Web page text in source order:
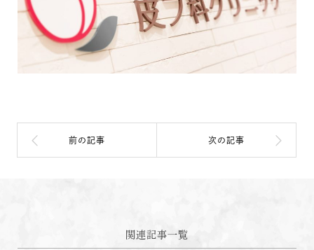
関連記事一覧